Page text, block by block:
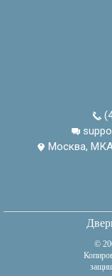
Москва,
©